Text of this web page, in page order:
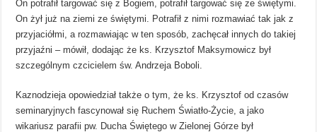
On potrafił targować się z Bogiem, potrafił targować się ze świętymi.
On żył już na ziemi ze świętymi. Potrafił z nimi rozmawiać tak jak z
przyjaciółmi, a rozmawiając w ten sposób, zachęcał innych do takiej
przyjaźni – mówił, dodając że ks. Krzysztof Maksymowicz był
szczególnym czcicielem św. Andrzeja Boboli.
Kaznodzieja opowiedział także o tym, że ks. Krzysztof od czasów
seminaryjnych fascynował się Ruchem Światło-Życie, a jako
wikariusz parafii pw. Ducha Świętego w Zielonej Górze był